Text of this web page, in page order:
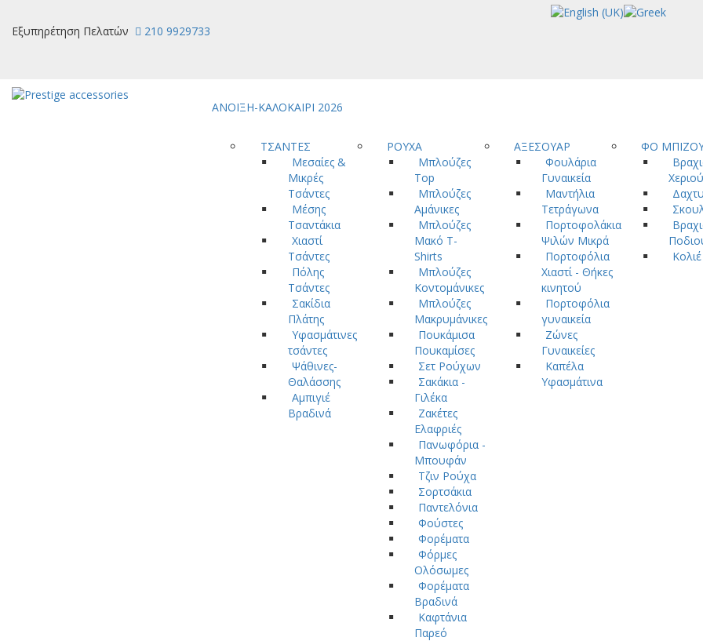
Εξυπηρέτηση Πελατών
210 9929733
ΑΝΟΙΞΗ-ΚΑΛΟΚΑΙΡΙ 2026
ΤΣΑΝΤΕΣ
Μεσαίες &
Μικρές
Τσάντες
Μέσης
Τσαντάκια
Χιαστί
Τσάντες
Πόλης
Τσάντες
Σακίδια
Πλάτης
Υφασμάτινες
τσάντες
Ψάθινες-
Θαλάσσης
Αμπιγιέ
Βραδινά
ΡΟΥΧΑ
Μπλούζες
Top
Μπλούζες
Αμάνικες
Μπλούζες
Μακό T-
Shirts
Μπλούζες
Κοντομάνικες
Μπλούζες
Μακρυμάνικες
Πουκάμισα
Πουκαμίσες
Σετ Ρούχων
Σακάκια -
Γιλέκα
Ζακέτες
Ελαφριές
Πανωφόρια -
Μπουφάν
Τζιν Ρούχα
Σορτσάκια
Παντελόνια
Φούστες
Φορέματα
Φόρμες
Ολόσωμες
Φορέματα
Βραδινά
Καφτάνια
Παρεό
ΑΞΕΣΟΥΑΡ
Φουλάρια
Γυναικεία
Μαντήλια
Τετράγωνα
Πορτοφολάκια
Ψιλών Μικρά
Πορτοφόλια
Χιαστί - Θήκες
κινητού
Πορτοφόλια
γυναικεία
Ζώνες
Γυναικείες
Καπέλα
Υφασμάτινα
ΦΟ
Χεριού
Κολιέ